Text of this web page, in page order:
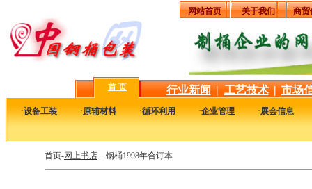
网站首页 关于我们 商贸
首 页 行业新闻 | 工艺技术 | 市场
·设备工装 ·原辅材料 ·循环利用 ·企业管理 ·展会信息
首页-网上书店 － 钢桶1998年合订本